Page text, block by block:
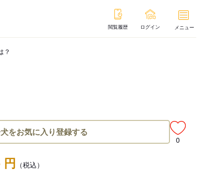
閲覧履歴 ログイン メニュー
？
をお気に入り登録する
0
円 （税込）